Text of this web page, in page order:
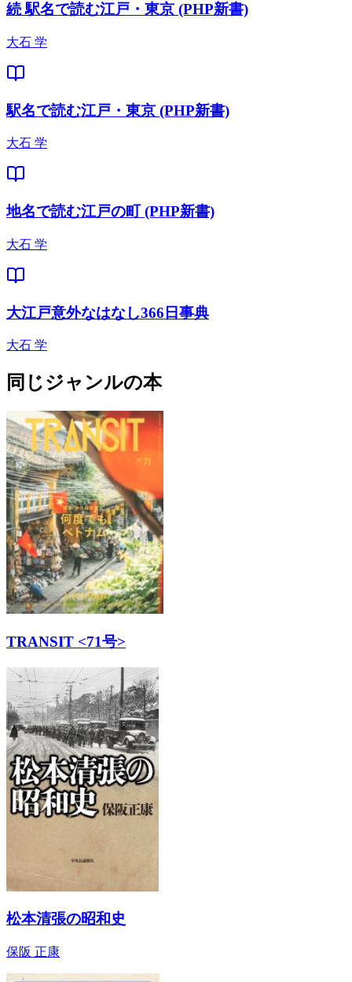
続 駅名で読む江戸・東京 (PHP新書)
大石 学
駅名で読む江戸・東京 (PHP新書)
大石 学
地名で読む江戸の町 (PHP新書)
大石 学
大江戸意外なはなし366日事典
大石 学
同じジャンルの本
TRANSIT <71号>
松本清張の昭和史
保阪 正康